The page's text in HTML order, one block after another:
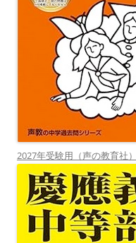
2027年受験用（声の教育社）